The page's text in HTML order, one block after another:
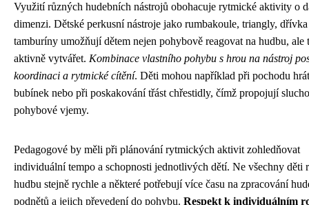
Využití různých hudebních nástrojů obohacuje rytmické aktivity o
dimenzi. Dětské perkusní nástroje jako rumbakoule, triangly,
tamburíny umožňují dětem nejen pohybově reagovat na hudbu, ale
aktivně vytvářet. Kombinace vlastního pohybu s hrou na nástroj
koordinaci a rytmické cítění. Děti mohou například při pochodu
bubínek nebo při poskakování třást chřestidly, čímž propojují
pohybové vjemy.
Pedagogové by měli při plánování rytmických aktivit zohledňovat
individuální tempo a schopnosti jednotlivých dětí. Ne všechny děti
hudbu stejně rychle a některé potřebují více času na zpracování
podnětů a jejich převedení do pohybu. Respekt k individuálním